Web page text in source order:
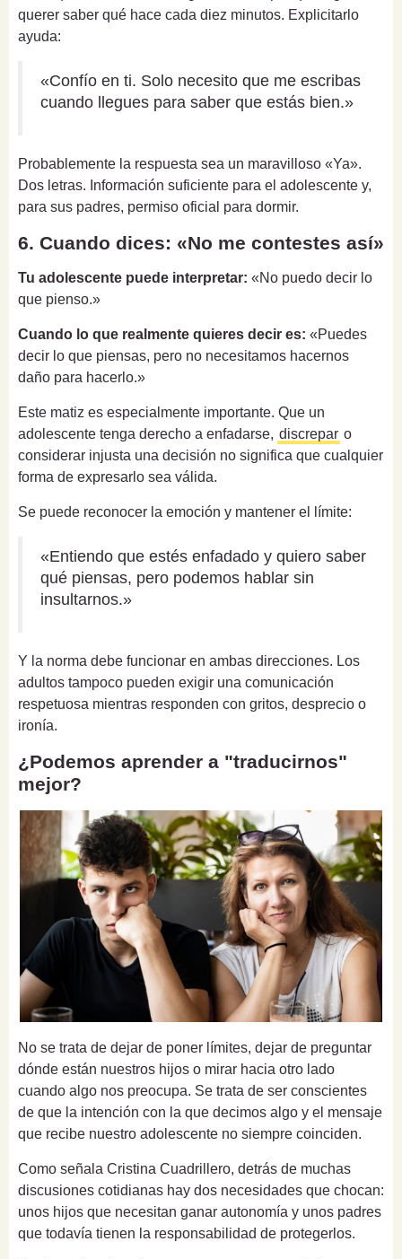
querer saber qué hace cada diez minutos. Explicitarlo
ayuda:
«Confío en ti. Solo necesito que me escribas
cuando llegues para saber que estás bien.»
Probablemente la respuesta sea un maravilloso «Ya».
Dos letras. Información suficiente para el adolescente y,
para sus padres, permiso oficial para dormir.
6. Cuando dices: «No me contestes así»
Tu adolescente puede interpretar: «No puedo decir lo
que pienso.»
Cuando lo que realmente quieres decir es: «Puedes
decir lo que piensas, pero no necesitamos hacernos
daño para hacerlo.»
Este matiz es especialmente importante. Que un
adolescente tenga derecho a enfadarse, discrepar o
considerar injusta una decisión no significa que cualquier
forma de expresarlo sea válida.
Se puede reconocer la emoción y mantener el límite:
«Entiendo que estés enfadado y quiero saber
qué piensas, pero podemos hablar sin
insultarnos.»
Y la norma debe funcionar en ambas direcciones. Los
adultos tampoco pueden exigir una comunicación
respetuosa mientras responden con gritos, desprecio o
ironía.
¿Podemos aprender a "traducirnos"
mejor?
No se trata de dejar de poner límites, dejar de preguntar
dónde están nuestros hijos o mirar hacia otro lado
cuando algo nos preocupa. Se trata de ser conscientes
de que la intención con la que decimos algo y el mensaje
que recibe nuestro adolescente no siempre coinciden.
Como señala Cristina Cuadrillero, detrás de muchas
discusiones cotidianas hay dos necesidades que chocan:
unos hijos que necesitan ganar autonomía y unos padres
que todavía tienen la responsabilidad de protegerlos.